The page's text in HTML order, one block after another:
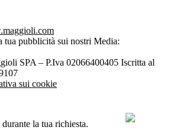
tua pubblicità sui nostri Media:
SPA – P.Iva 02066400405 Iscritta al
sui cookie
la tua richiesta.